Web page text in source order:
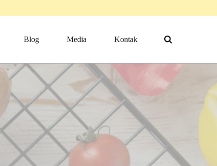
Blog Media Kontak